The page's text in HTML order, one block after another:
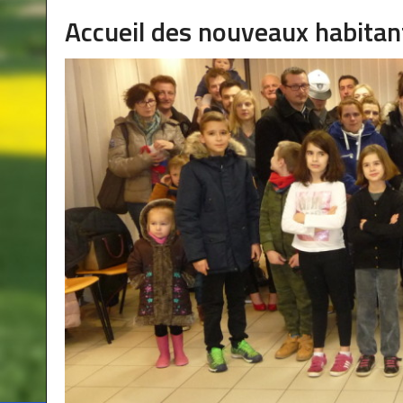
Accueil des nouveaux